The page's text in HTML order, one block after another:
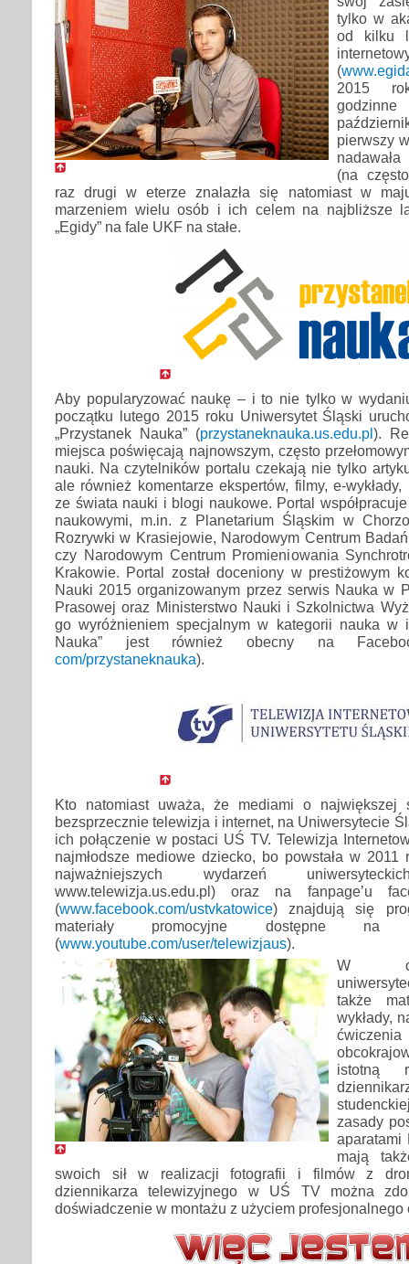
tylko w
od kilku
(
2015
pierwszy
(na
raz drugi w eterze znalazła się natomiast w
marzeniem wielu osób i ich celem na najbliższe
„Egidy” na fale UKF na stałe.
Aby popularyzować naukę – i to nie tylko w
początku lutego 2015 roku Uniwersytet Śląski
„Przystanek Nauka” (przystaneknauka.us.edu.pl).
miejsca poświęcają najnowszym, często
nauki. Na czytelników portalu czekają nie tylko
ale również komentarze ekspertów, filmy, e-
ze świata nauki i blogi naukowe. Portal
naukowymi, m.in. z Planetarium Śląskim w
Rozrywki w Krasiejowie, Narodowym Centrum
czy Narodowym Centrum Promieniowania
Krakowie. Portal został doceniony w prestiżowym
Nauki 2015 organizowanym przez serwis Nauka w
Prasowej oraz Ministerstwo Nauki i Szkolnictwa
go wyróżnieniem specjalnym w kategorii nauka w
Nauka” jest również obecny na
com/przystaneknauka).
Kto natomiast uważa, że mediami o największej
bezsprzecznie telewizja i internet, na Uniwersytecie
ich połączenie w postaci UŚ TV. Telewizja
najmłodsze mediowe dziecko, bo powstała w
najważniejszych wydarzeń
www.telewizja.us.edu.pl) oraz na fanpage’u
(www.facebook.com/ustvkatowice) znajdują się
materiały promocyjne dostępne na
(www.youtube.com/user/telewizjaus).
W
także
wykłady,
istotną
zasady
aparatami
mają
swoich sił w realizacji fotografii i filmów z
dziennikarza telewizyjnego w UŚ TV można
doświadczenie w montażu z użyciem profesjonalnego